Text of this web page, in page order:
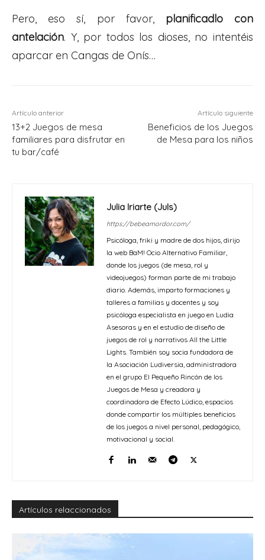
Pero, eso sí, por favor, planificadlo con
antelación. Y, por todos los dioses, no intentéis
aparcar en Cangas de Onís…
Artículo anterior
13+2 Juegos de mesa
familiares para disfrutar en
tu bar/café
Artículo siguiente
Beneficios de los Juegos
de Mesa para los niños
Julia Iriarte (Juls)
https://bebeamordor.com/
Psicóloga, friki y madre de dos hijos, dirijo
la web BaM! Ocio Alternativo Familiar,
donde los juegos (de mesa, rol y
videojuegos) forman parte de mi trabajo
diario. Además, imparto formaciones y
talleres a familias y docentes y soy
psicóloga especialista en juego en Ludia
Asesoras y en el estudio de diseño de
juegos de rol y narrativos All the Little
Lights. También soy socia fundadora de
la Asociación Ludiversia, administradora
en el grupo El Pequeño Rincón de los
Juegos de Mesa y creadora y
coordinadora de Efecto Lúdico, espacios
donde compartir los múltiples beneficios
de los juegos a nivel personal, pedagógico,
motivacional y social.
Artículos relaccionados